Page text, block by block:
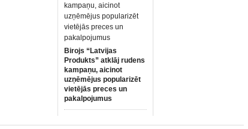
Birojs “Latvijas
Produkts” atklāj rudens
kampaņu, aicinot
uzņēmējus popularizēt
vietējās preces un
pakalpojumus